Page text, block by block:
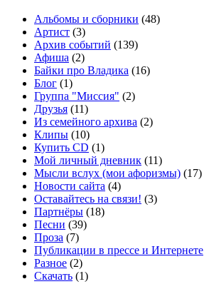
Альбомы и сборники (48)
Артист (3)
Архив событий (139)
Афиша (2)
Байки про Владика (16)
Блог (1)
Группа "Миссия" (2)
Друзья (11)
Из семейного архива (2)
Клипы (10)
Купить CD (1)
Мой личный дневник (11)
Мысли вслух (мои афоризмы) (17)
Новости сайта (4)
Оставайтесь на связи! (3)
Партнёры (18)
Песни (39)
Проза (7)
Публикации в прессе и Интернете
Разное (2)
Скачать (1)